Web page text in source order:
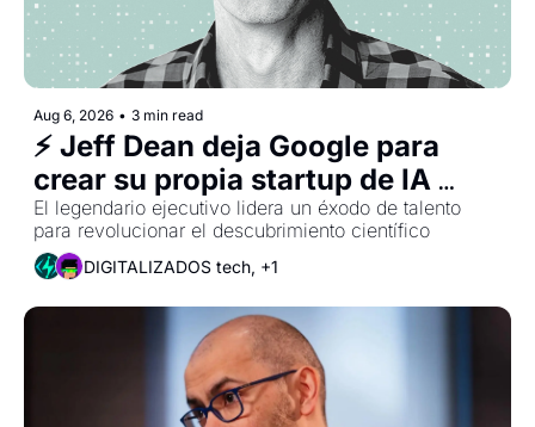
Aug 6, 2026 • 3 min read
⚡ Jeff Dean deja Google para
crear su propia startup de IA
(continuación)
El legendario ejecutivo lidera un éxodo de talento
para revolucionar el descubrimiento científico
DIGITALIZADOS tech, +1